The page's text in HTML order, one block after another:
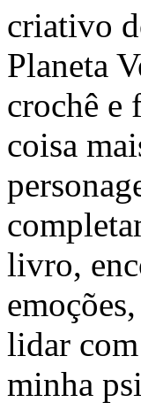
criativo
Planeta
crochê e
coisa
livro,
lidar
minha